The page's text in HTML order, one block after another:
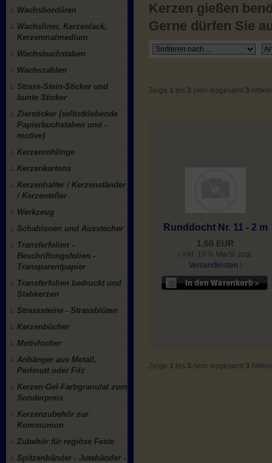
Wachsbordüren
Wachsliner, Kerzenlack,
Kerzenmalmedium
Wachsbuchstaben
Wachszahlen
Strass-Stein-Sticker und
bunte Sticker
Ziersticker (selbstklebende
Papierbuchstaben und -
motive)
Kerzenrohlinge
Kerzenkartons
Kerzenhalter / Kerzenständer
/ Kerzenteller
Werkzeug
Schablonen und Ausstecher
Transferfolien -
Beschriftungsfolien -
Transparentpapier
Transferfolien bedruckt und
Stabkerzen
Strasssteine - Strassblüten
Kerzenbücher
Motivlocher
Anhänger aus Metall,
Perlmutt oder Filz
Kerzen-Gel-Farbgranulat zum
Sonderpreis
Kerzenzubehör zur
Kommunion
Zubehör für regiöse Feste
Spitzenbänder - Jutebänder -
Kerzen gießen
Gerne dürfen Sie
Zeige 1 bis 3 (von insgesamt 3
Runddocht Nr. 11 - 2 m
1,60 EUR
( inkl. 19 % MwSt. zzgl.
Versandkosten )
Zeige 1 bis 3 (von insgesamt 3